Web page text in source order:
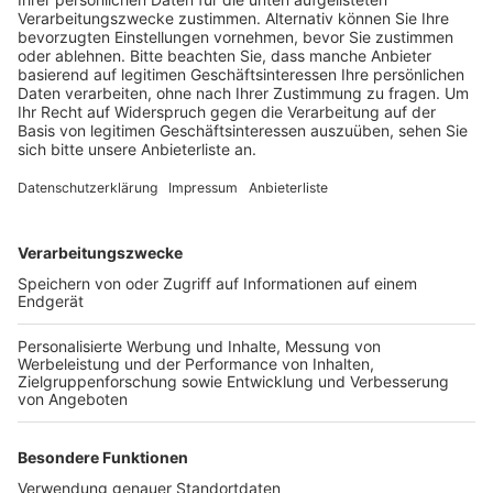
Veröffentlicht:Freitag, 09.06.2023 13:57
Anzeige
geblockt werden, sondern neu vergeben werden
Beispiel in München, Berlin, Hamburg und auch in Köln.
Die Gäste sind geteilter Meinung. Einige finden die
Regelung gut. Andere wollen selber entscheiden, wann
und wie lange sie essen und trinken wollen. Aktuell
gibt es eine Zunahme dieser Zeitfenster-Regelung.
Von einer flächendeckenden Verbreitung könne man
noch nicht sprechen, so ein Dehoga-Sprecher auf
diesbezüglich noch keine gegeben.